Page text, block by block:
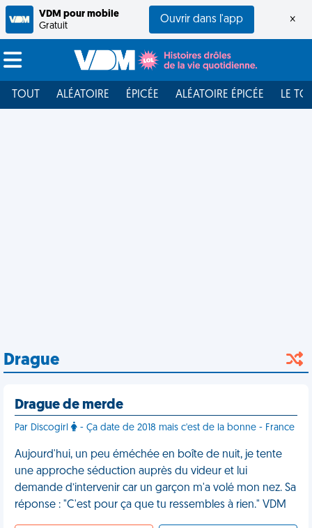
VDM pour mobile
Gratuit
Ouvrir dans l'app ×
TOUT ALÉATOIRE ÉPICÉE ALÉATOIRE ÉPICÉE LE
Drague
Drague de merde
Par Discogirl - Ça date de 2018 mais c'est de la bonne - France
Aujourd'hui, un peu éméchée en boîte de nuit, je tente
une approche séduction auprès du videur et lui
demande d’intervenir car un garçon m'a volé mon nez. Sa
réponse : "C'est pour ça que tu ressembles à rien." VDM